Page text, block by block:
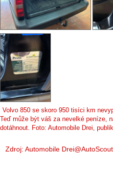
Volvo 850 se skoro 950 tisíci km
Teď může být váš za nevelké peníze,
dotáhnout. Foto: Automobile Drei,
Zdroj: Automobile